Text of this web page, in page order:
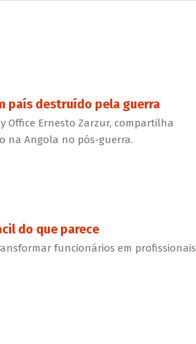
país destruído pela guerra
Office Ernesto Zarzur, compartilha
na Angola no pós-guerra.
do que parece
funcionários em profissionais